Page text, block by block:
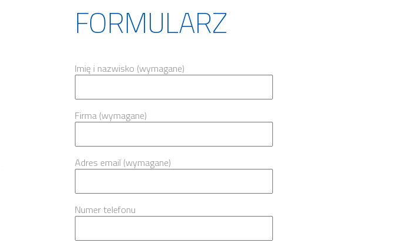
FORMULARZ
Imię i nazwisko (wymagane)
Firma (wymagane)
Adres email (wymagane)
Numer telefonu